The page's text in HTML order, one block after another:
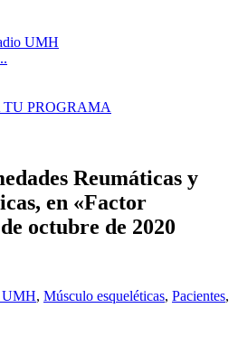
UMH
TU PROGRAMA
Reumáticas y
en «Factor
octubre de 2020
UMH, Músculo esqueléticas, Pacientes,